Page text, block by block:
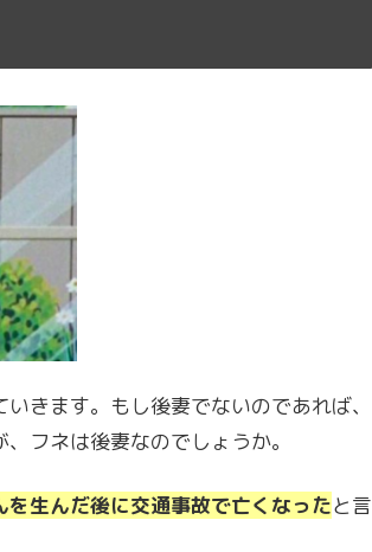
きます。もし後妻でないのであれば、
フネは後妻なのでしょうか。
生んだ後に交通事故で亡くなったと言